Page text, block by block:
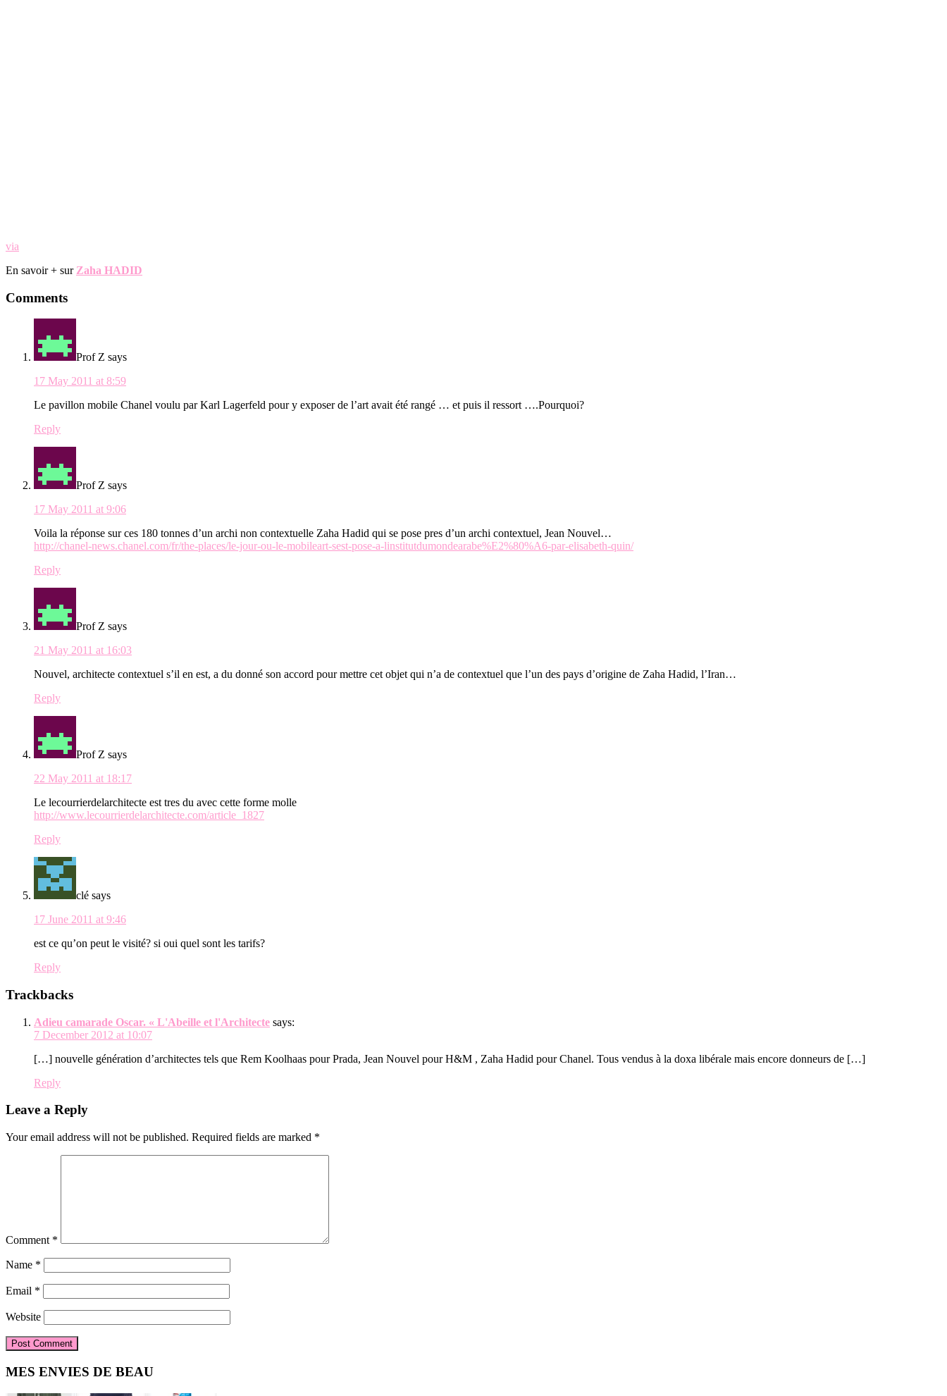
via
En savoir + sur Zaha HADID
Reader
Interactions
Comments
Prof Z says
17 May 2011 at 8:59
Le pavillon mobile Chanel voulu par Karl Lagerfeld pour y exposer de l’art avait été rangé … et puis il ressort ….Pourquoi?
Reply
Prof Z says
17 May 2011 at 9:06
Voila la réponse sur ces 180 tonnes d’un archi non contextuelle Zaha Hadid qui se pose pres d’un archi contextuel, Jean Nouvel…
http://chanel-news.chanel.com/fr/the-places/le-jour-ou-le-mobileart-sest-pose-a-linstitutdumondearabe%E2%80%A6-par-elisabeth-quin/
Reply
Prof Z says
21 May 2011 at 16:03
Nouvel, architecte contextuel s’il en est, a du donné son accord pour mettre cet objet qui n’a de contextuel que l’un des pays d’origine de Zaha Hadid, l’Iran…
Reply
Prof Z says
22 May 2011 at 18:17
Le lecourrierdelarchitecte est tres du avec cette forme molle
http://www.lecourrierdelarchitecte.com/article_1827
Reply
clé says
17 June 2011 at 9:46
est ce qu’on peut le visité? si oui quel sont les tarifs?
Reply
Trackbacks
Adieu camarade Oscar. « L'Abeille et l'Architecte says:
7 December 2012 at 10:07
[…] nouvelle génération d’architectes tels que Rem Koolhaas pour Prada, Jean Nouvel pour H&M , Zaha Hadid pour Chanel. Tous vendus à la doxa libérale mais encore donneurs de […]
Reply
Leave a Reply
Your email address will not be published. Required fields are marked *
Comment *
Name *
Email *
Website
Primary
Sidebar
MES ENVIES DE BEAU